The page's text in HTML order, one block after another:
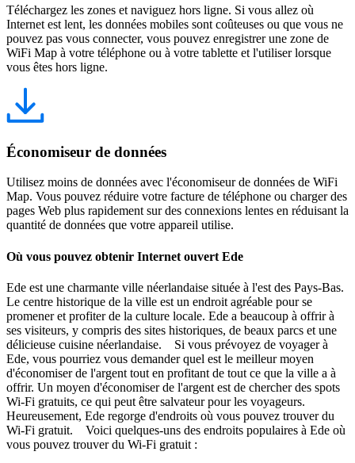
Téléchargez les zones et naviguez hors ligne. Si vous allez où
Internet est lent, les données mobiles sont coûteuses ou que vous ne
pouvez pas vous connecter, vous pouvez enregistrer une zone de
WiFi Map à votre téléphone ou à votre tablette et l'utiliser lorsque
vous êtes hors ligne.
Économiseur de données
Utilisez moins de données avec l'économiseur de données de WiFi
Map. Vous pouvez réduire votre facture de téléphone ou charger des
pages Web plus rapidement sur des connexions lentes en réduisant la
quantité de données que votre appareil utilise.
Où vous pouvez obtenir Internet ouvert Ede
Ede est une charmante ville néerlandaise située à l'est des Pays-Bas.
Le centre historique de la ville est un endroit agréable pour se
promener et profiter de la culture locale. Ede a beaucoup à offrir à
ses visiteurs, y compris des sites historiques, de beaux parcs et une
délicieuse cuisine néerlandaise. Si vous prévoyez de voyager à
Ede, vous pourriez vous demander quel est le meilleur moyen
d'économiser de l'argent tout en profitant de tout ce que la ville a à
offrir. Un moyen d'économiser de l'argent est de chercher des spots
Wi-Fi gratuits, ce qui peut être salvateur pour les voyageurs.
Heureusement, Ede regorge d'endroits où vous pouvez trouver du
Wi-Fi gratuit. Voici quelques-uns des endroits populaires à Ede où
vous pouvez trouver du Wi-Fi gratuit :